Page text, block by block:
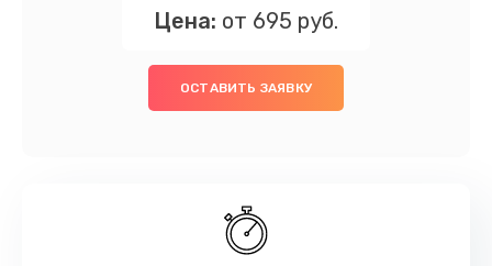
Цена: от 695 руб.
ОСТАВИТЬ ЗАЯВКУ